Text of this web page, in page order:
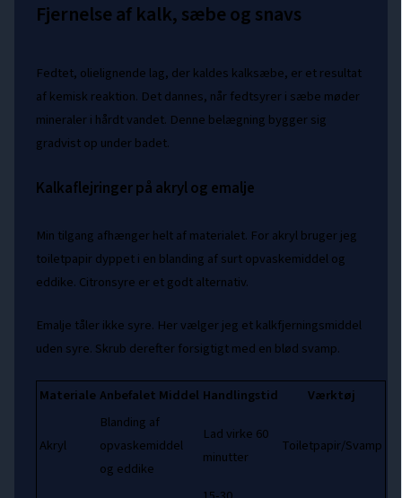
Fjernelse af kalk, sæbe og snavs
Fedtet, olielignende lag, der kaldes kalksæbe, er et resultat
af kemisk reaktion. Det dannes, når fedtsyrer i sæbe møder
mineraler i hårdt vandet. Denne belægning bygger sig
gradvist op under badet.
Kalkaflejringer på akryl og emalje
Min tilgang afhænger helt af materialet. For akryl bruger jeg
toiletpapir dyppet i en blanding af surt opvaskemiddel og
eddike. Citronsyre er et godt alternativ.
Emalje tåler ikke syre. Her vælger jeg et kalkfjerningsmiddel
uden syre. Skrub derefter forsigtigt med en blød svamp.
MaterialeAnbefalet Middel Handlingstid Værktøj
Akryl
Blanding af
opvaskemiddel
og eddike
Lad virke 60
minutter
Toiletpapir/Svamp